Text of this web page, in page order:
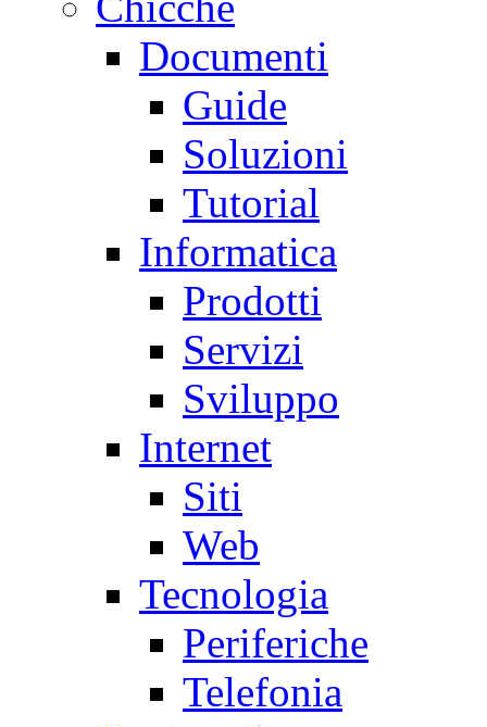
Documenti
Guide
Soluzioni
Tutorial
Informatica
Prodotti
Servizi
Sviluppo
Internet
Siti
Web
Tecnologia
Periferiche
Telefonia